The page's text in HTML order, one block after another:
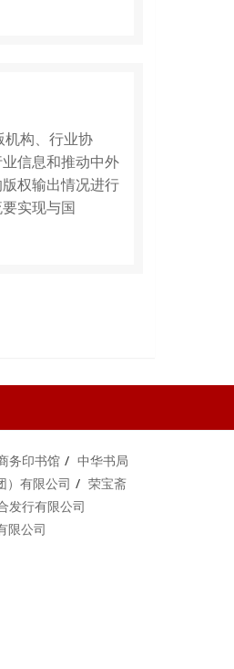
机构、行业协
信息和推动中外
权输出情况进行
实现与国
务印书馆
中华书局
）有限公司
荣宝斋
发行有限公司
限公司